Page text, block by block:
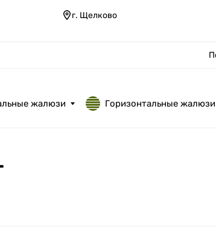
г. Щелково
жалюзи Горизонтальные жалюзи